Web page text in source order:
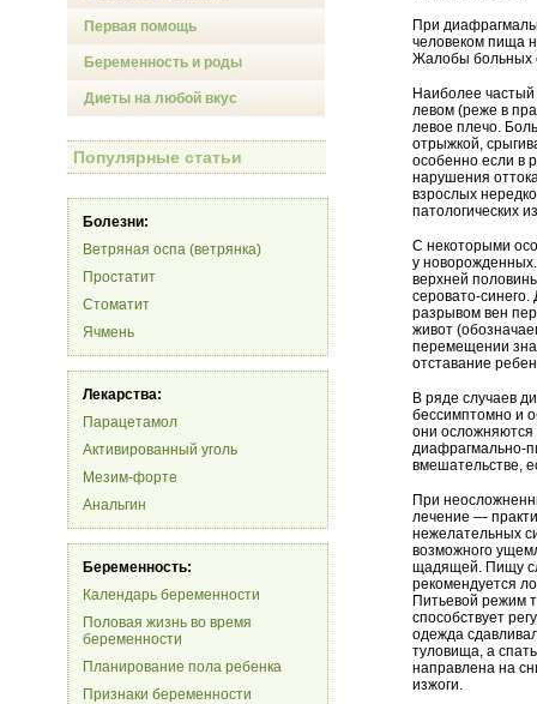
Первая помощь
Беременность и роды
Диеты на любой вкус
Популярные статьи
Болезни:
Ветряная оспа (ветрянка)
Простатит
Стоматит
Ячмень
Лекарства:
Парацетамол
Активированный уголь
Мезим-форте
Анальгин
Беременность:
Календарь беременности
Половая жизнь во время
беременности
Планирование пола ребенка
Признаки беременности
При
человеком пища
Жалобы больных
Наиболее частый
левом (реже в
левое плечо.
отрыжкой,
особенно если в
нарушения
взрослых
патологических
С некоторыми
у
верхней
серовато-
разрывом вен
живот
перемещении
отставание
В ряде случаев
бессимптомно и
они
диафрагмально-
вмешательстве,
При
лечение —
нежелательных
возможного
щадящей. Пищу
рекомендуется
Питьевой режим
способствует
одежда
туловища, а
направлена на
изжоги.